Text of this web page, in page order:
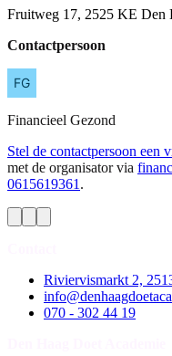
Fruitweg 17, 2525 KE Den
Contactpersoon
Financieel Gezond
Stel de contactpersoon een
met de organisator via
0615619361 .
Riviervismarkt 2,
070 - 302 44 19